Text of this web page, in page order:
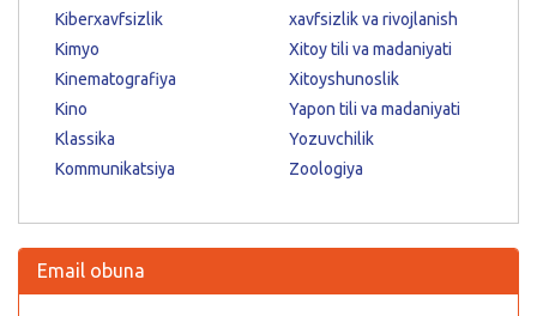
Kiberxavfsizlik
Kimyo
Kinematografiya
Kino
Klassika
Kommunikatsiya
xavfsizlik va rivojlanish
Xitoy tili va madaniyati
Xitoyshunoslik
Yapon tili va madaniyati
Yozuvchilik
Zoologiya
Email obuna